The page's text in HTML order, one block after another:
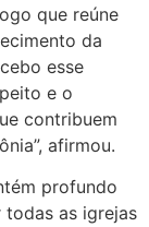
que reúne
da
esse
e o
contribuem
afirmou.
profundo
todas as igrejas